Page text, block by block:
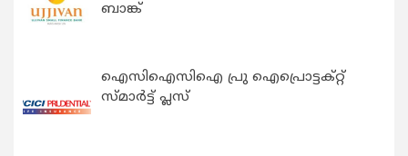
ബാങ്ക്
ഐസിഐസിഐ പ്രു ഐപ്രൊട്ടക്റ്റ്
സ്മാർട്ട് പ്ലസ്